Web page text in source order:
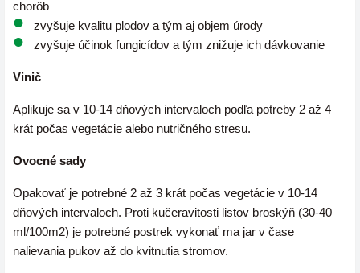
chorôb
zvyšuje kvalitu plodov a tým aj objem úrody
zvyšuje účinok fungicídov a tým znižuje ich dávkovanie
Vinič
Aplikuje sa v 10-14 dňových intervaloch podľa potreby 2 až 4
krát počas vegetácie alebo nutričného stresu.
Ovocné sady
Opakovať je potrebné 2 až 3 krát počas vegetácie v 10-14
dňových intervaloch. Proti kučeravitosti listov broskýň (30-40
ml/100m2) je potrebné postrek vykonať ma jar v čase
nalievania pukov až do kvitnutia stromov.